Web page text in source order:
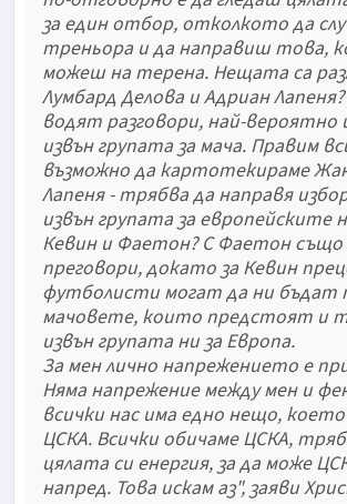
за един отбор, отколкото да
треньора и да направиш това,
можеш на терена. Нещата са
Лумбард Делова и Адриан
водят разговори, най-вероятно
извън групата за мача. Правим
възможно да картотекираме
Лапеня - трябва да направя
извън групата за европейските
Кевин и Фаетон? С Фаетон
преговори, докато за Кевин
футболисти могат да ни бъдат
мачовете, които предстоят и
извън групата ни за Европа.
За мен лично напрежението е
Няма напрежение между мен и
всички нас има едно нещо,
ЦСКА. Всички обичаме ЦСКА,
цялата си енергия, за да може
напред. Това искам аз", заяви